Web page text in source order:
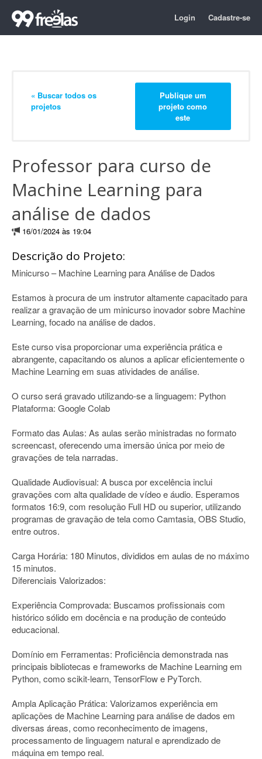
Login Cadastre-se
« Buscar todos os
projetos
Publique um
projeto como
este
Professor para curso de
Machine Learning para
análise de dados
16/01/2024 às 19:04
Descrição do Projeto:
Minicurso – Machine Learning para Análise de Dados
Estamos à procura de um instrutor altamente capacitado para
realizar a gravação de um minicurso inovador sobre Machine
Learning, focado na análise de dados.
Este curso visa proporcionar uma experiência prática e
abrangente, capacitando os alunos a aplicar eficientemente o
Machine Learning em suas atividades de análise.
O curso será gravado utilizando-se a linguagem: Python
Plataforma: Google Colab
Formato das Aulas: As aulas serão ministradas no formato
screencast, oferecendo uma imersão única por meio de
gravações de tela narradas.
Qualidade Audiovisual: A busca por excelência inclui
gravações com alta qualidade de vídeo e áudio. Esperamos
formatos 16:9, com resolução Full HD ou superior, utilizando
programas de gravação de tela como Camtasia, OBS Studio,
entre outros.
Carga Horária: 180 Minutos, divididos em aulas de no máximo
15 minutos.
Diferenciais Valorizados:
Experiência Comprovada: Buscamos profissionais com
histórico sólido em docência e na produção de conteúdo
educacional.
Domínio em Ferramentas: Proficiência demonstrada nas
principais bibliotecas e frameworks de Machine Learning em
Python, como scikit-learn, TensorFlow e PyTorch.
Ampla Aplicação Prática: Valorizamos experiência em
aplicações de Machine Learning para análise de dados em
diversas áreas, como reconhecimento de imagens,
processamento de linguagem natural e aprendizado de
máquina em tempo real.